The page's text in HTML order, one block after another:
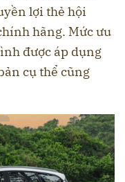
lợi thẻ hội
hãng. Mức ưu
được áp dụng
cụ thể cũng